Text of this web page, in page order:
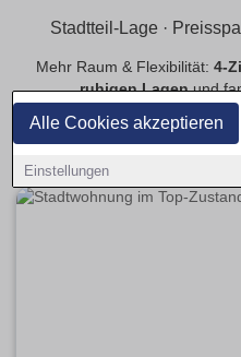
Alle Cookies akzeptieren
Einstellungen
Stadtteil-Lage ·
Mehr Raum & Flexibilität: 4-
ruhigen Lagenund